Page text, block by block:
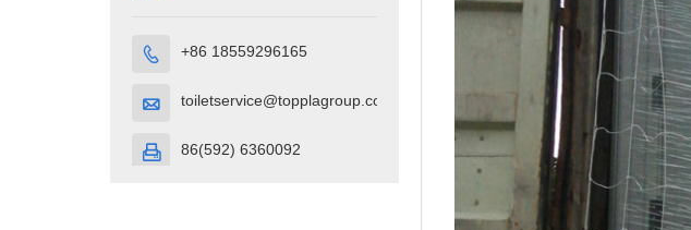
 +86 18559296165
 toiletservice@topplagroup.com
 86(592) 6360092